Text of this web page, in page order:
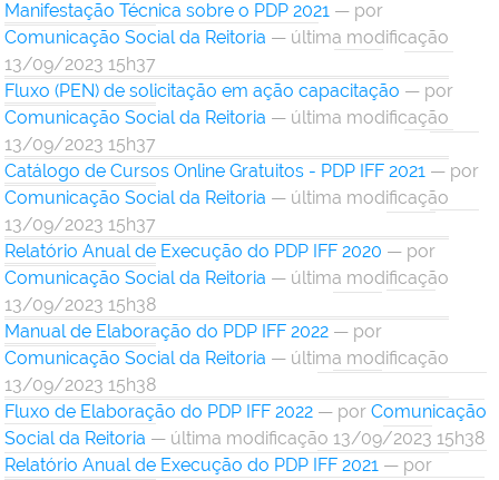
Manifestação Técnica sobre o PDP 2021 — por
Comunicação Social da Reitoria — última modificação
13/09/2023 15h37
Fluxo (PEN) de solicitação em ação capacitação — por
Comunicação Social da Reitoria — última modificação
13/09/2023 15h37
Catálogo de Cursos Online Gratuitos - PDP IFF 2021 — por
Comunicação Social da Reitoria — última modificação
13/09/2023 15h37
Relatório Anual de Execução do PDP IFF 2020 — por
Comunicação Social da Reitoria — última modificação
13/09/2023 15h38
Manual de Elaboração do PDP IFF 2022 — por
Comunicação Social da Reitoria — última modificação
13/09/2023 15h38
Fluxo de Elaboração do PDP IFF 2022 — por Comunicação
Social da Reitoria — última modificação 13/09/2023 15h38
Relatório Anual de Execução do PDP IFF 2021 — por